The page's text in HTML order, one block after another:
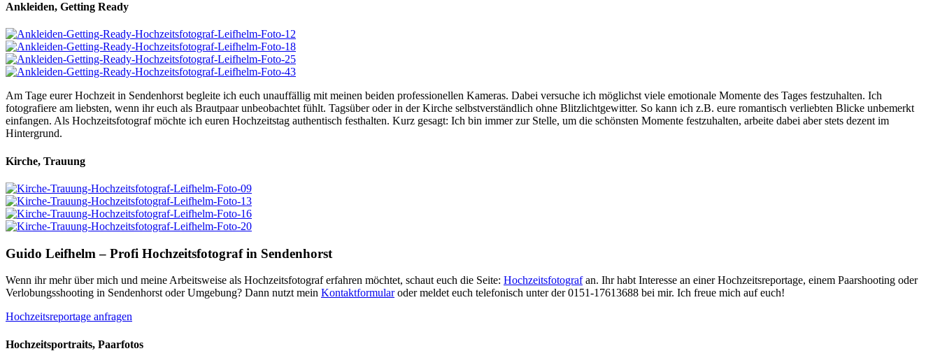
Ankleiden, Getting Ready
Am Tage eurer Hochzeit in Sendenhorst begleite ich euch unauffällig mit meinen beiden professionellen Kameras. Dabei versuche ich möglichst viele emotionale Momente des Tages festzuhalten. Ich
fotografiere am liebsten, wenn ihr euch als Brautpaar unbeobachtet fühlt. Tagsüber oder in der Kirche selbstverständlich ohne Blitzlichtgewitter. So kann ich z.B. eure romantisch verliebten Blicke unbemerkt
einfangen. Als Hochzeitsfotograf möchte ich euren Hochzeitstag authentisch festhalten. Kurz gesagt: Ich bin immer zur Stelle, um die schönsten Momente festzuhalten, arbeite dabei aber stets dezent im
Hintergrund.
Kirche, Trauung
Guido Leifhelm – Profi Hochzeitsfotograf in Sendenhorst
Wenn ihr mehr über mich und meine Arbeitsweise als Hochzeitsfotograf erfahren möchtet, schaut euch die Seite: Hochzeitsfotografan. Ihr habt Interesse an einer Hochzeitsreportage, einem Paarshooting oder
Verlobungsshooting in Sendenhorst oder Umgebung? Dann nutzt mein Kontaktformularoder meldet euch telefonisch unter der 0151-17613688 bei mir. Ich freue mich auf euch!
Hochzeitsreportage anfragen
Hochzeitsportraits, Paarfotos